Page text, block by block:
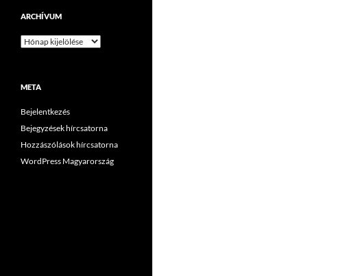
ARCHÍVUM
Archívum
META
Bejelentkezés
Bejegyzések hírcsatorna
Hozzászólások hírcsatorna
WordPress Magyarország